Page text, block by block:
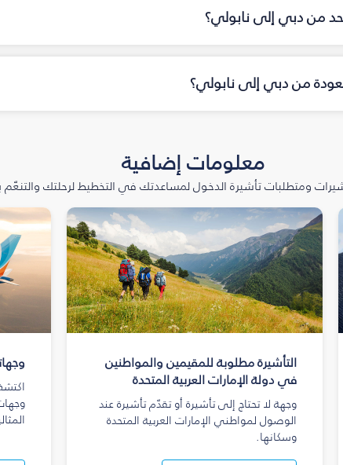
من دبي إلى نابولي؟
من دبي إلى نابولي؟
معلومات إضافية
ومتطلبات تأشيرة الدخول لمساعدتك في التخطيط لرحلتك والتنعّم
التأشيرة مطلوبة للمقيمين والمواطنين
في دولة الإمارات العربية المتحدة
وجهة لا تحتاج إلى تأشيرة أو تقدّم تأشيرة عند
الوصول لمواطني الإمارات العربية المتحدة
وسكانها.